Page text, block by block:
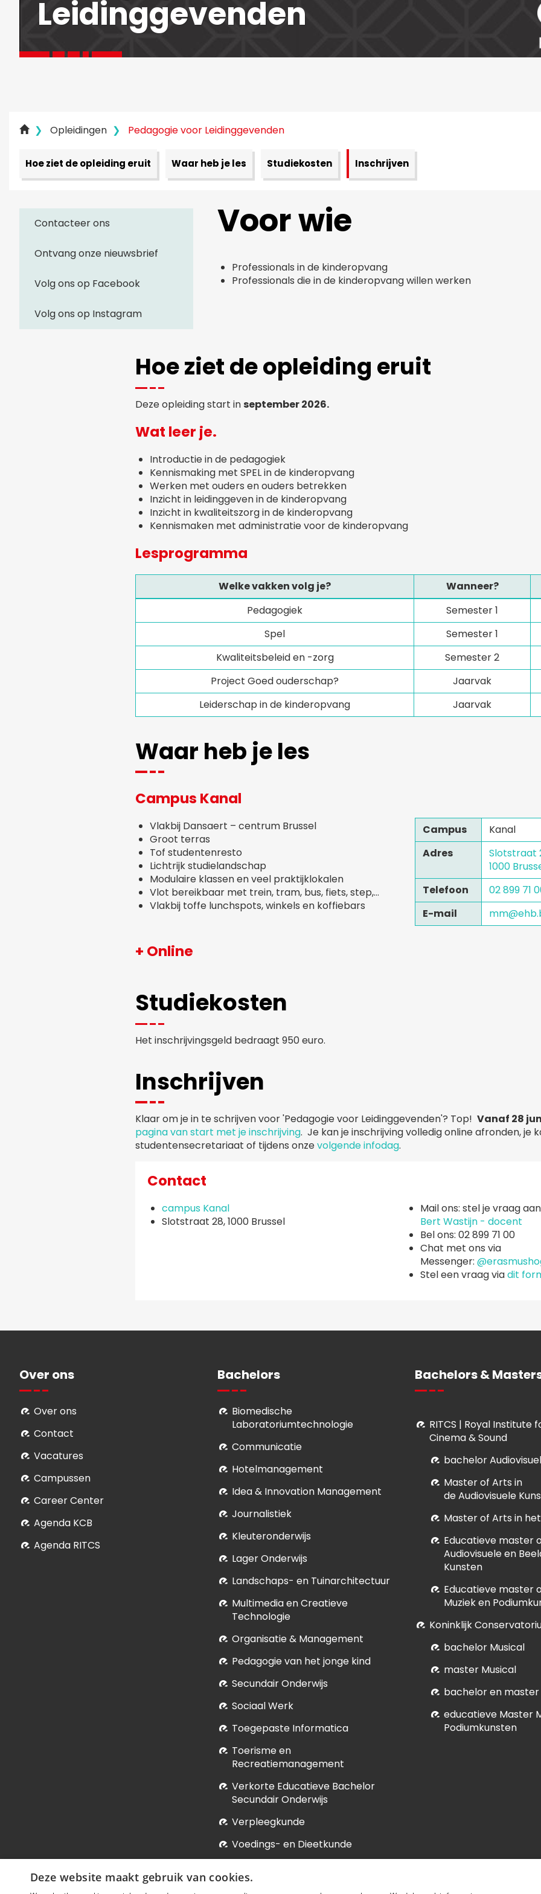
Leidinggevenden
Opleidingen Pedagogie voor Leidinggevenden
Hoe ziet de opleiding eruit Waar heb je les Studiekosten Inschrijven
Contacteer ons
Ontvang onze nieuwsbrief
Volg ons op Facebook
Volg ons op Instagram
Voor wie
Professionals in de kinderopvang
Professionals die in de kinderopvang willen werken
Hoe ziet de opleiding eruit
Deze opleiding start in september 2026.
Wat leer je.
Introductie in de pedagogiek
Kennismaking met SPEL in de kinderopvang
Werken met ouders en ouders betrekken
Inzicht in leidinggeven in de kinderopvang
Inzicht in kwaliteitszorg in de kinderopvang
Kennismaken met administratie voor de kinderopvang
Lesprogramma
Welke vakken volg je? Wanneer?
Pedagogiek
Semester 1
Spel
Semester 1
Kwaliteitsbeleid en -zorg
Semester 2
Project Goed ouderschap?
Jaarvak
Leiderschap in de kinderopvang
Jaarvak
Waar heb je les
Campus Kanal
Vlakbij Dansaert – centrum Brussel
Groot terras
Tof studentenresto
Lichtrijk studielandschap
Modulaire klassen en veel praktijklokalen
Vlot bereikbaar met trein, tram, bus, fiets, step,…
Vlakbij toffe lunchspots, winkels en koffiebars
Campus
Kanal
Adres
Slotstraat
1000
Telefoon
02 899 71
E-mail
+ Online
Studiekosten
Het inschrijvingsgeld bedraagt 950 euro.
Inschrijven
Klaar om je in te schrijven voor 'Pedagogie voor Leidinggevenden'? Top! Vanaf 28
pagina van start met je inschrijving. Je kan je inschrijving volledig online afronden, je
studentensecretariaat of tijdens onzevolgende infodag.
Contact
campus Kanal
Slotstraat 28, 1000 Brussel
Mail ons: stel je vraag aan
Bert Wastijn - docent
Bel ons: 02 899 71 00
Chat met ons via
Messenger:
Stel een vraag viadit
Over ons
Over ons
Contact
Vacatures
Campussen
Career Center
Agenda KCB
Agenda RITCS
Bachelors
Biomedische
Laboratoriumtechnologie
Communicatie
Hotelmanagement
Idea & Innovation Management
Journalistiek
Kleuteronderwijs
Lager Onderwijs
Landschaps- en Tuinarchitectuur
Multimedia en Creatieve
Technologie
Organisatie & Management
Pedagogie van het jonge kind
Secundair Onderwijs
Sociaal Werk
Toegepaste Informatica
Toerisme en
Recreatiemanagement
Verkorte Educatieve Bachelor
Secundair Onderwijs
Verpleegkunde
Voedings- en Dieetkunde
Bachelors &
RITCS | Royal Institute
Cinema & Sound
bachelor
Master of Arts in
de Audiovisuele
Master of Arts in
Educatieve master
Audiovisuele en
Kunsten
Educatieve master
Muziek en
Koninklijk
bachelor Musical
master Musical
bachelor en master
educatieve Master
Podiumkunsten
Deze website maakt gebruik van cookies.